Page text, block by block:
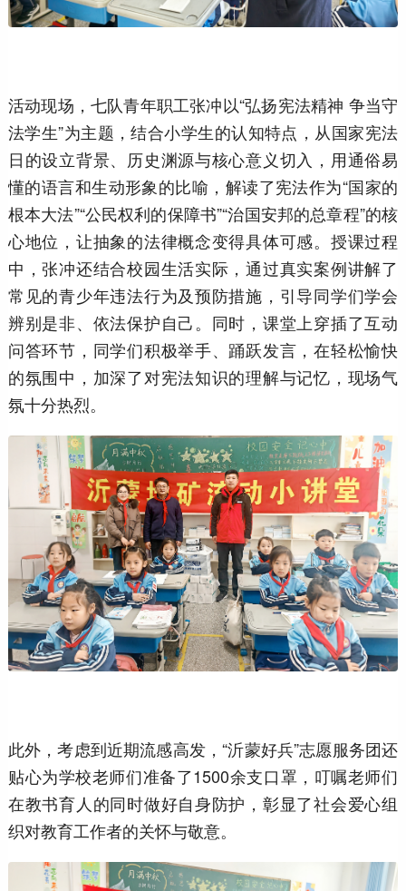
活动现场，七队青年职工张冲以“弘扬宪法精神 争当守
法学生”为主题，结合小学生的认知特点，从国家宪法
日的设立背景、历史渊源与核心意义切入，用通俗易
懂的语言和生动形象的比喻，解读了宪法作为“国家的
根本大法”“公民权利的保障书”“治国安邦的总章程”的核
心地位，让抽象的法律概念变得具体可感。授课过程
中，张冲还结合校园生活实际，通过真实案例讲解了
常见的青少年违法行为及预防措施，引导同学们学会
辨别是非、依法保护自己。同时，课堂上穿插了互动
问答环节，同学们积极举手、踊跃发言，在轻松愉快
的氛围中，加深了对宪法知识的理解与记忆，现场气
氛十分热烈。
此外，考虑到近期流感高发，“沂蒙好兵”志愿服务团还
贴心为学校老师们准备了1500余支口罩，叮嘱老师们
在教书育人的同时做好自身防护，彰显了社会爱心组
织对教育工作者的关怀与敬意。